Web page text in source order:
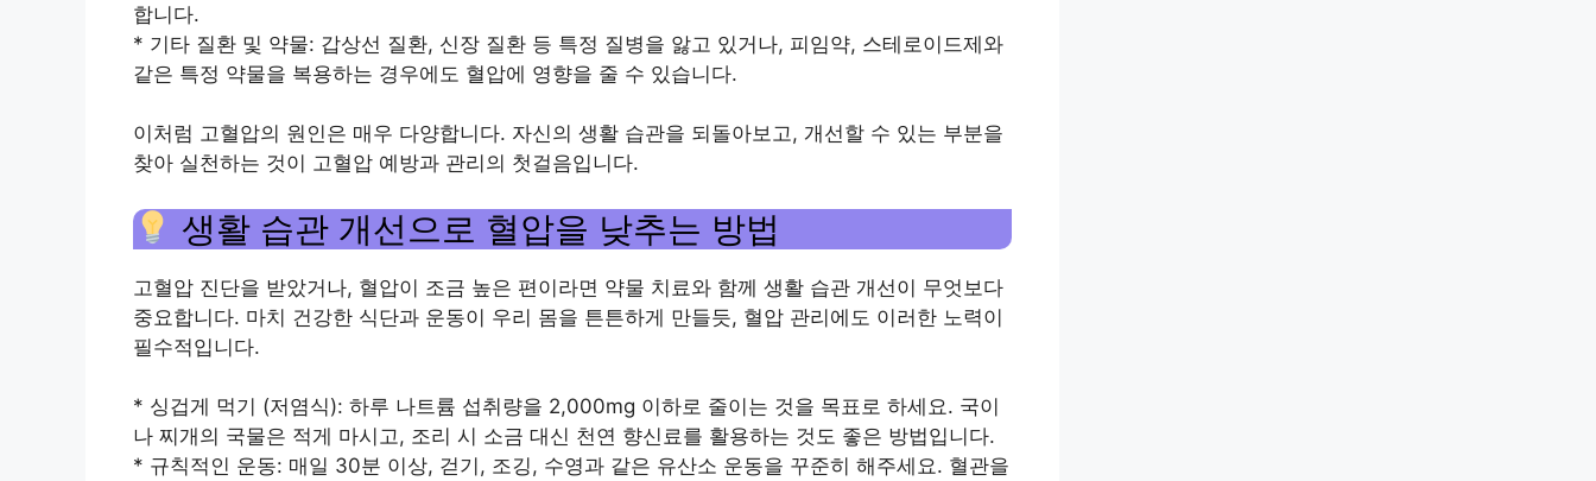
합니다.
* 기타 질환 및 약물: 갑상선 질환, 신장 질환 등 특정 질병을 앓고 있거나, 피임약, 스테로이드제와
같은 특정 약물을 복용하는 경우에도 혈압에 영향을 줄 수 있습니다.
이처럼 고혈압의 원인은 매우 다양합니다. 자신의 생활 습관을 되돌아보고, 개선할 수 있는 부분을
찾아 실천하는 것이 고혈압 예방과 관리의 첫걸음입니다.
생활 습관 개선으로 혈압을 낮추는 방법
고혈압 진단을 받았거나, 혈압이 조금 높은 편이라면 약물 치료와 함께 생활 습관 개선이 무엇보다
중요합니다. 마치 건강한 식단과 운동이 우리 몸을 튼튼하게 만들듯, 혈압 관리에도 이러한 노력이
필수적입니다.
* 싱겁게 먹기 (저염식): 하루 나트륨 섭취량을 2,000mg 이하로 줄이는 것을 목표로 하세요. 국이
나 찌개의 국물은 적게 마시고, 조리 시 소금 대신 천연 향신료를 활용하는 것도 좋은 방법입니다.
* 규칙적인 운동: 매일 30분 이상, 걷기, 조깅, 수영과 같은 유산소 운동을 꾸준히 해주세요. 혈관을